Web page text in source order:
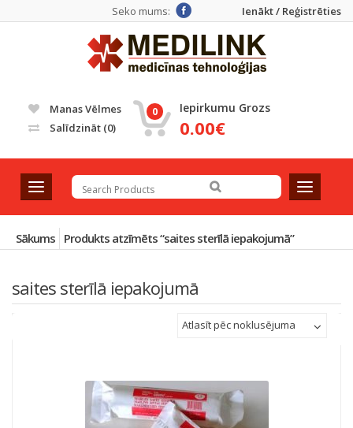
Ienākt / Reģistrēties
Seko mums:
Manas Vēlmes
Salīdzināt (0)
0 Iepirkumu Grozs
0.00€
T
o
g
g
l
n
a
T
o
g
l
a
Sākums Produkts atzīmēts “saites sterīlā iepakojumā”
saites sterīlā iepakojumā
Atlasīt pēc noklusējuma